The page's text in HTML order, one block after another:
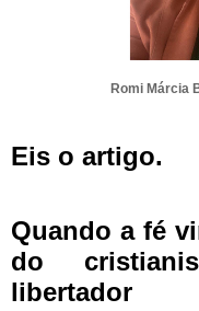
Romi Márcia
Eis o artigo.
Quando a fé
do
libertador